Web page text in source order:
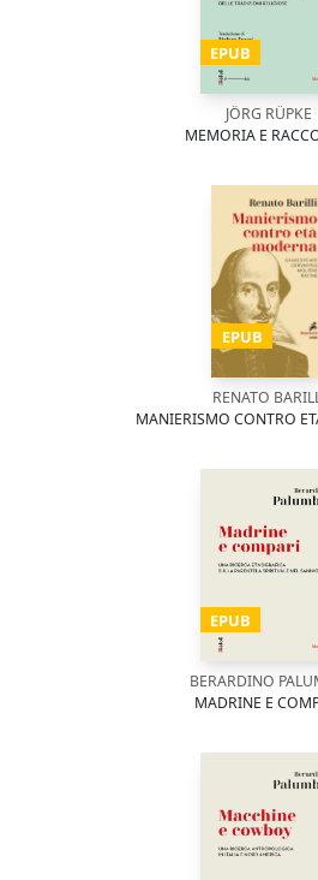
EPUB
JÖRG RÜPKE
MEMORIA E
EPUB
RENATO
MANIERISMO CONTRO
EPUB
BERARDINO
MADRINE E